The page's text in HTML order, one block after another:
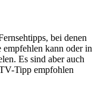
bei denen
empfehlen kann oder in
Es sind aber auch
Tipp empfohlen